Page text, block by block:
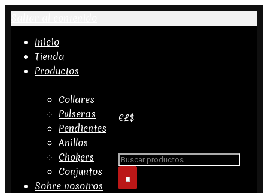
Inicio
Tienda
Productos
Collares
Pulseras
Pendientes
Anillos
Chokers
Conjuntos
Sobre nosotros
€£$